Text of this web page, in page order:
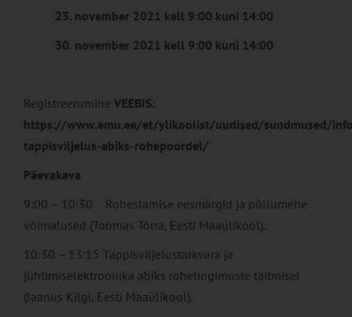
23. november 2021 kell 9:00 kuni 14:00
30. november 2021 kell 9:00 kuni 14:00
Registreerumine VEEBIS:
https://www.emu.ee/et/ylikoolist/uudised/sundmused/
tappisviljelus-abiks-rohepoordel/
Päevakava
9:00 – 10:30 Rohestamise eesmärgid ja põllumehe
võimalused (Toomas Tõrra, Eesti Maaülikool).
10:30 – 13:15 Täppisviljelustarkvara ja
juhtimiselektroonika abiks rohetingimuste täitmisel
(Jaanus Kilgi, Eesti Maaülikool).